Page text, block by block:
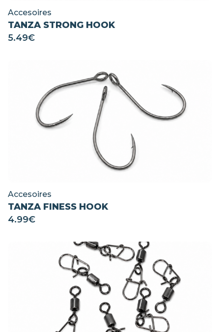
Accesoires
TANZA STRONG HOOK
5.49€
Accesoires
TANZA FINESS HOOK
4.99€